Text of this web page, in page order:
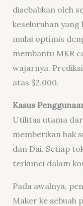
disebabkan oleh
keseluruhan
mulai optimis
membantu MKR
wajarnya.
atas $2.000.
Kasus
Utilitas utama
memberikan hak
dan Dai. Setiap
terkunci dalam
Pada awalnya,
Maker ke sebuah